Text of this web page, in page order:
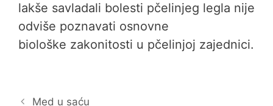
lakše savladali bolesti pčelinjeg legla nije
odviše poznavati osnovne
biološke zakonitosti u pčelinjoj zajednici.
Med u saću